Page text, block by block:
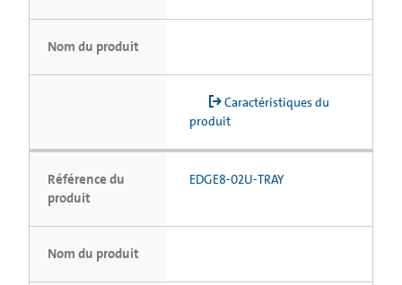
Nom du produit
Caractéristiques du
produit
Référence du
produit
EDGE8-02U-TRAY
Nom du produit